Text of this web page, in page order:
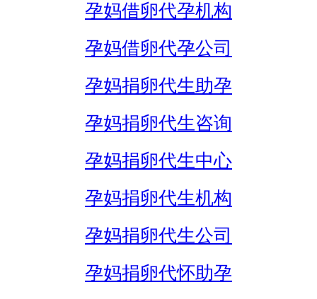
孕妈借卵代孕机构
孕妈借卵代孕公司
孕妈捐卵代生助孕
孕妈捐卵代生咨询
孕妈捐卵代生中心
孕妈捐卵代生机构
孕妈捐卵代生公司
孕妈捐卵代怀助孕